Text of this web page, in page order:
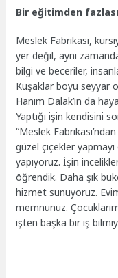
Bir eğitimden fazlası
Meslek Fabrikası,
yer değil, aynı
bilgi ve beceriler,
Kuşaklar boyu seyyar
Hanım Dalak’ın da
Yaptığı işin kendisini
“Meslek
güzel çiçekler
yapıyoruz. İşin
öğrendik. Daha şık
hizmet sunuyoruz.
memnunuz.
işten başka bir iş